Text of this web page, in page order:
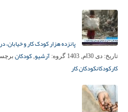
پانزده هزار کودک کار و
تاریخ: دی 30ام, 1403 گروه: آرشیو, کودکان
کارکودکانکودکان کار